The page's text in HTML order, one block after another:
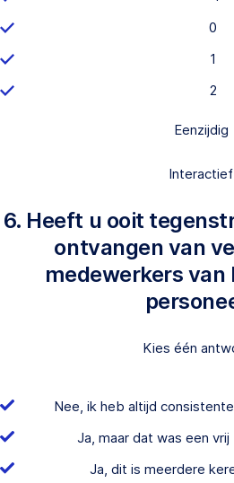
0
1
2
Eenzijdig
Interactief
6. Heeft u ooit
ontvangen van
medewerkers van
Kies één
Nee, ik heb altijd
Ja, maar dat was een
Ja, dit is meerdere